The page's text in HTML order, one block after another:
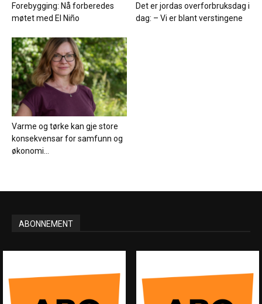
Forebygging: Nå forberedes
møtet med El Niño
Det er jordas overforbruksdag i
dag: – Vi er blant verstingene
Varme og tørke kan gje store
konsekvensar for samfunn og
økonomi...
ABONNEMENT